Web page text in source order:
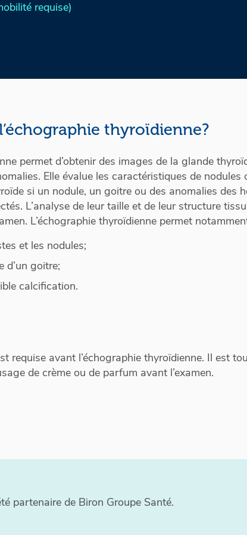
requise)
thyroïdienne?
permet d’obtenir des images de la glande
Elle évalue les caractéristiques de nodules
si un nodule, un goitre ou des anomalies des
L’analyse de leur taille et de leur structure
L’échographie thyroïdienne permet
et les nodules;
d’un goitre;
calcification.
requise avant l’échographie thyroïdienne. Il est
de crème ou de parfum avant l’examen.
partenaire de Biron Groupe Santé.